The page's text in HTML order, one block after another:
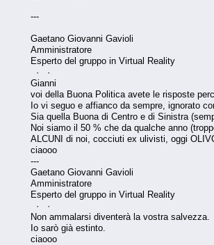
---
Gaetano Giovanni Gavioli
Amministratore
Esperto del gruppo in Virtual Reality
· ·
Gianni
voi della Buona Politica avete le risposte
Io vi seguo e affianco da sempre, ignorato
Sia quella Buona di Centro e di Sinistra
Noi siamo il 50 % che da qualche anno
ALCUNI di noi, cocciuti ex ulivisti, oggi
ciaooo
---
Gaetano Giovanni Gavioli
Amministratore
Esperto del gruppo in Virtual Reality
· ·
Non ammalarsi diventerà la vostra salvezza.
Io sarò già estinto.
ciaooo